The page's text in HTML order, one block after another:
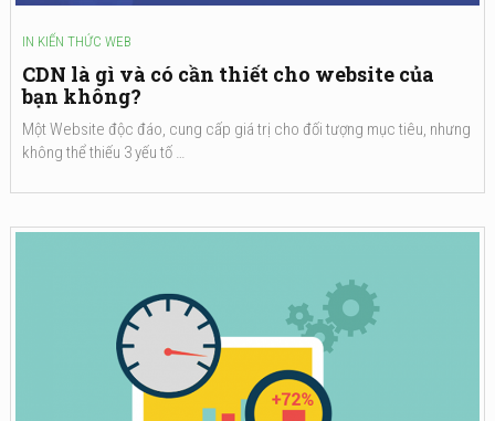
IN KIẾN THỨC WEB
CDN là gì và có cần thiết cho website của
bạn không?
Một Website độc đáo, cung cấp giá trị cho đối tượng mục tiêu, nhưng
không thể thiếu 3 yếu tố …